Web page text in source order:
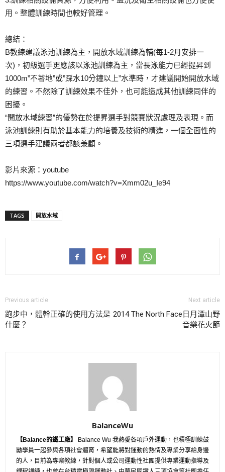
用。整體訓練時間也較好管理。
總結：
B教練建議泳池訓練為主，開放水域訓練為輔(每1-2月安排一
次)，初級選手更應該以泳池訓練為主，當長泳能力已經提昇到
1000m”不著地”或”踩水10分鐘以上”水準時，才建議開始開放水域
的練習。不然除了訓練效果不佳外，也可能造成其他訓練同伴的
困擾。
“開放水域練習”的優勢在於提昇選手對競賽狀況處理及表現。而
泳池訓練則有助於基本能力的培養及技術的精進，一個全面性的
三項選手建議兩者都該兼顧。
影片來源：youtube
https://www.youtube.com/watch?v=Xmm02u_Ie94
TAGS 開放水域
Previous article
跑步中，體幹正確的使用方法是
什麼？
Next article
2014 The North Face日月潭山野
音樂花火節
BalanceWu
【Balance的鐵工廠】
Balance Wu 我熱愛各項戶外運動，也積極訓練鼓
勵學員一起參與各項社會體育，希望能將對運動的熱情及專業分享給身邊
的人，目前為專案教練，針對個人或公司運動性社團提供專業運動指導及